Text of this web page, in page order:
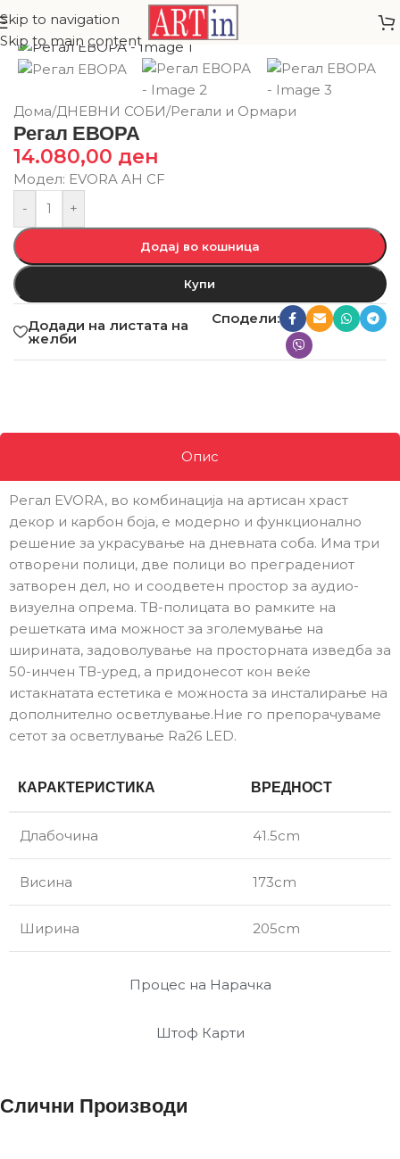
Skip to navigation
Skip to main content
Дома/ДНЕВНИ СОБИ/Регали и Ормари
Регал ЕВОРА
14.080,00 ден
Модел: EVORA AH CF
-
+
Додај во кошница
Купи
Додади на листата на
желби
Сподели:
Опис
Процес на Нарачка
Штоф Карти
Регал EVORA, во комбинација на артисан храст
декор и карбон боја, е модерно и функционално
решение за украсување на дневната соба. Има три
отворени полици, две полици во преградениот
затворен дел, но и соодветен простор за аудио-
визуелна опрема. ТВ-полицата во рамките на
решетката има можност за зголемување на
ширината, задоволување на просторната изведба за
50-инчен ТВ-уред, а придонесот кон веќе
истакнатата естетика е можноста за инсталирање на
дополнително осветлување.Ние го препорачуваме
сетот за осветлување Ra26 LED.
КАРАКТЕРИСТИКА ВРЕДНОСТ
Длабочина 41.5cm
Висина 173cm
Ширина 205cm
Слични Производи